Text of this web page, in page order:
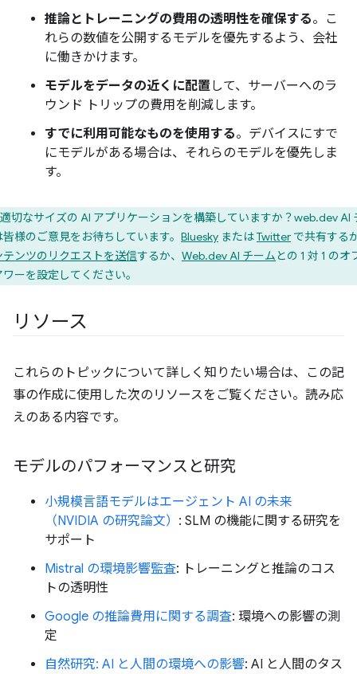
推論とトレーニングの費用の透明性を確保する。こ
れらの数値を公開するモデルを優先するよう、会社
に働きかけます。
モデルをデータの近くに配置して、サーバーへのラ
ウンド トリップの費用を削減します。
すでに利用可能なものを使用する。デバイスにすで
にモデルがある場合は、それらのモデルを優先しま
す。
適切なサイズの AI アプリケーションを構築していますか？web.dev AI
様のご意見をお待ちしています。 Bluesky またはTwitter で共有する
テンツのリクエストを送信するか、 Web.dev AI チームとの 1 対 1 のオ
ーを設定してください。
リソース
これらのトピックについて詳しく知りたい場合は、この記
事の作成に使用した次のリソースをご覧ください。読み応
えのある内容です。
モデルのパフォーマンスと研究
小規模言語モデルはエージェント AI の未来
（NVIDIA の研究論文） : SLM の機能に関する研究を
サポート
Mistral の環境影響監査: トレーニングと推論のコス
トの透明性
Google の推論費用に関する調査: 環境への影響の測
定
自然研究: AI と人間の環境への影響: AI と人間のタス